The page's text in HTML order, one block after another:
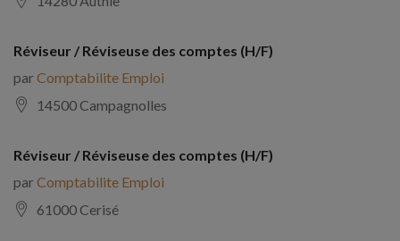
Réviseur / Réviseuse des comptes (H/F)
parComptabilite Emploi
14500 Campagnolles
Réviseur / Réviseuse des comptes (H/F)
parComptabilite Emploi
61000 Cerisé